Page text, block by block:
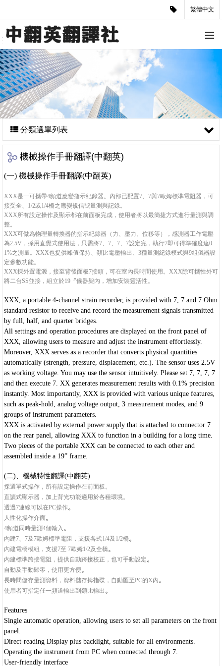
繁體中文
分類選單列表
機械操作手冊翻譯(中翻英)
(一) 機械操作手冊翻譯(中翻英)
XXX是一可攜帶4頻道應變指示紀錄器。內部已配置7、7與7歐姆標準電阻器，可
接受全、1/2或1/4橋之應變規信號量測與記錄。
XXX所有設定操作及顯示都在前面板完成，使用者將以最簡捷方式進行量測與調
整。
XXX可做為物理量轉換器的指示紀錄器（力、壓力、位移等），感測器工作電壓
為2.5V，採用直覺式使用法，只需將7、7、7、7設定完，執行7即可得準確度達0.
1%之測量。XXX也提供峰值保持、類比電壓輸出、3種量測紀錄模式與9組儀器設
定參數功能。
XXX採外置電源，接至背後面板7接頭，可在室內長時間使用。XXX除可攜性外可
將二台SS並接，組立於19〞儀器架內，增加安裝靈活性。
XXX, a portable 4-channel strain recorder, is provided with 7, 7 and 7 Ohm
standard resistor to receive and record the measurement signals transmitted
by full, half, and quarter bridges.
All settings and operation procedures are displayed on the front panel of
XXX, allowing users to measure and adjust the instrument effortlessly.
Moreover, XXX serves as a recorder that converts physical quantities
automatically (strength, pressure, displacement, etc.). The sensor uses 2.5V
as working voltage. You may use the sensor intuitively. Please set 7, 7, 7, 7
and then execute 7. XX generates measurement results with 0.1% precision
instantly. Most importantly, XXX is provided with various unique features,
such as peak-hold, analog voltage output, 3 measurement modes, and 9
groups of instrument parameters.
XXX is activated by external power supply that is attached to connector 7
on the rear panel, allowing XXX to function in a building for a long time.
Two pieces of the portable XXX can be connected to each other and
assembled inside a 19” frame.
(二)、機械特性翻譯(中翻英)
採選單式操作，所有設定操作在前面板。
直讀式顯示器，加上背光功能適用於各種環境。
透過7連線可以在PC操作。
人性化操作介面。
4頻道同時量測4個輸入 。
內建7、7及7歐姆標準電阻，支援各式1/4及1/2橋。
內建電橋模組，支援7至 7歐姆1/2及全橋。
內建標準跨接電阻，提供自動跨接校正，也可手動設定。
自動及手動歸零，使用更方便。
長時間儲存量測資料，資料儲存拇指碟，自動匯至PC的X內。
使用者可指定任一頻道輸出到類比輸出 。
Features
Single automatic operation, allowing users to set all parameters on the front
panel.
Direct-reading Display plus backlight, suitable for all environments.
Operating the instrument from PC when connected through 7.
User-friendly interface